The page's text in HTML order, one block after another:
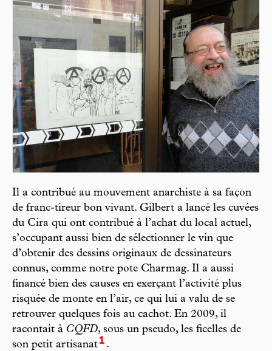
Il a contribué au mouvement anarchiste à sa façon
de franc-tireur bon vivant. Gilbert a lancé les cuvées
du Cira qui ont contribué à l’achat du local actuel,
s’occupant aussi bien de sélectionner le vin que
d’obtenir des dessins originaux de dessinateurs
connus, comme notre pote Charmag. Il a aussi
financé bien des causes en exerçant l’activité plus
risquée de monte en l’air, ce qui lui a valu de se
retrouver quelques fois au cachot. En 2009, il
racontait à CQFD, sous un pseudo, les ficelles de
son petit artisanat1 .